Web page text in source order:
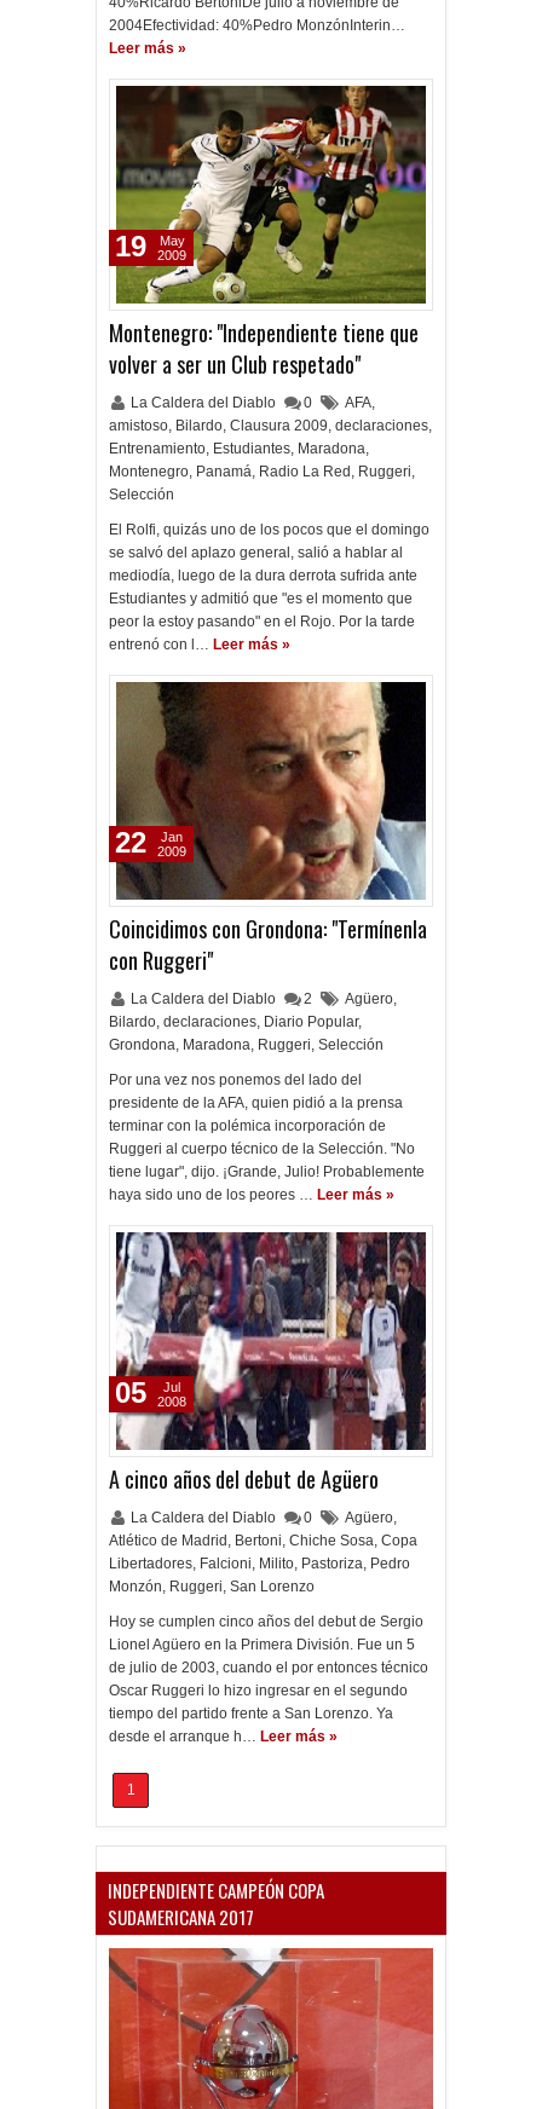
2004Efectividad: 40%Pedro MonzónInterin…
Leer más »
Montenegro: "Independiente tiene que
volver a ser un Club respetado"
La Caldera del Diablo 0 AFA,
amistoso, Bilardo, Clausura 2009, declaraciones,
Entrenamiento, Estudiantes, Maradona,
Montenegro, Panamá, Radio La Red , Ruggeri,
Selección
El Rolfi, quizás uno de los pocos que el domingo
se salvó del aplazo general, salió a hablar al
mediodía, luego de la dura derrota sufrida ante
Estudiantes y admitió que "es el momento que
peor la estoy pasando" en el Rojo. Por la tarde
entrenó con l… Leer más »
19
May
2009
Coincidimos con Grondona: "Termínenla
con Ruggeri"
La Caldera del Diablo 2 Agüero,
Bilardo, declaraciones, Diario Popular,
Grondona, Maradona, Ruggeri, Selección
Por una vez nos ponemos del lado del
presidente de la AFA, quien pidió a la prensa
terminar con la polémica incorporación de
Ruggeri al cuerpo técnico de la Selección. "No
tiene lugar", dijo. ¡Grande, Julio! Probablemente
haya sido uno de los peores … Leer más »
22
Jan
2009
A cinco años del debut de Agüero
La Caldera del Diablo 0 Agüero,
Atlético de Madrid , Bertoni, Chiche Sosa, Copa
Libertadores, Falcioni, Milito, Pastoriza, Pedro
Monzón, Ruggeri, San Lorenzo
Hoy se cumplen cinco años del debut de Sergio
Lionel Agüero en la Primera División. Fue un 5
de julio de 2003, cuando el por entonces técnico
Oscar Ruggeri lo hizo ingresar en el segundo
tiempo del partido frente a San Lorenzo. Ya
desde el arranque h… Leer más »
05
Jul
2008
1
INDEPENDIENTE CAMPEÓN COPA
SUDAMERICANA 2017